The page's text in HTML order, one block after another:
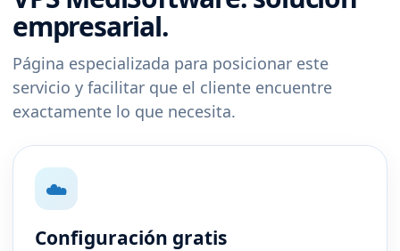
empresarial.
Página especializada para posicionar este
servicio y facilitar que el cliente encuentre
exactamente lo que necesita.
☁️
Configuración gratis